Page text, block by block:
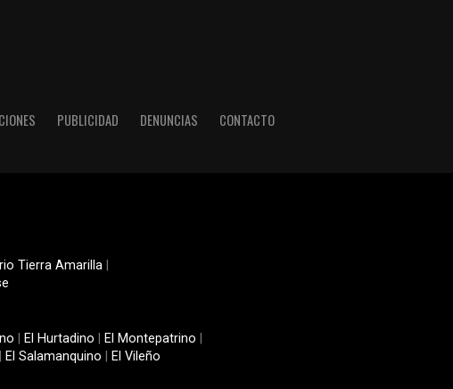
PUBLICIDAD DENUNCIAS CONTACTO
Tierra Amarilla
El Hurtadino El Montepatrino
El Salamanquino El Vileño